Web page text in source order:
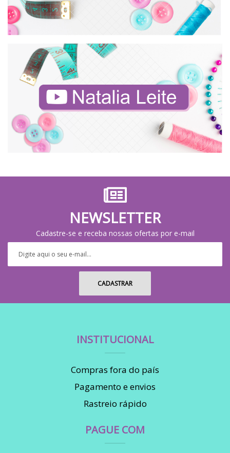
NEWSLETTER
Cadastre-se e receba nossas ofertas por e-mail
INSTITUCIONAL
Compras fora do país
Pagamento e envios
Rastreio rápido
PAGUE COM